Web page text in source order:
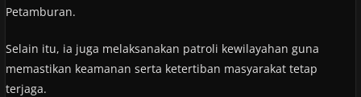
Petamburan.
Selain itu, ia juga melaksanakan patroli kewilayahan guna
memastikan keamanan serta ketertiban masyarakat tetap
terjaga.